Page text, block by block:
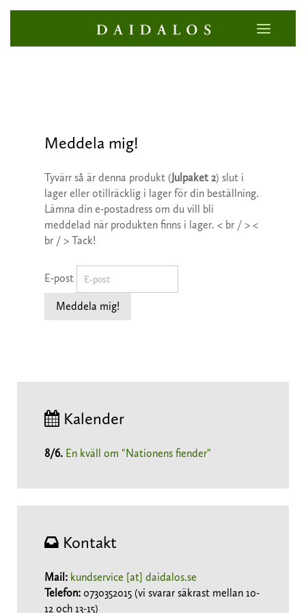
Meddela mig!
Tyvärr så är denna produkt (Julpaket 2) slut i
lager eller otillräcklig i lager för din beställning.
Lämna din e-postadress om du vill bli
meddelad när produkten finns i lager. < br / > <
br / > Tack!
E-post
Meddela mig!
Kalender
8/6. En kväll om "Nationens fiender"
Kontakt
Mail: kundservice [at] daidalos.se
Telefon: 0730352015 (vi svarar säkrast mellan 10-
12 och 13-15)